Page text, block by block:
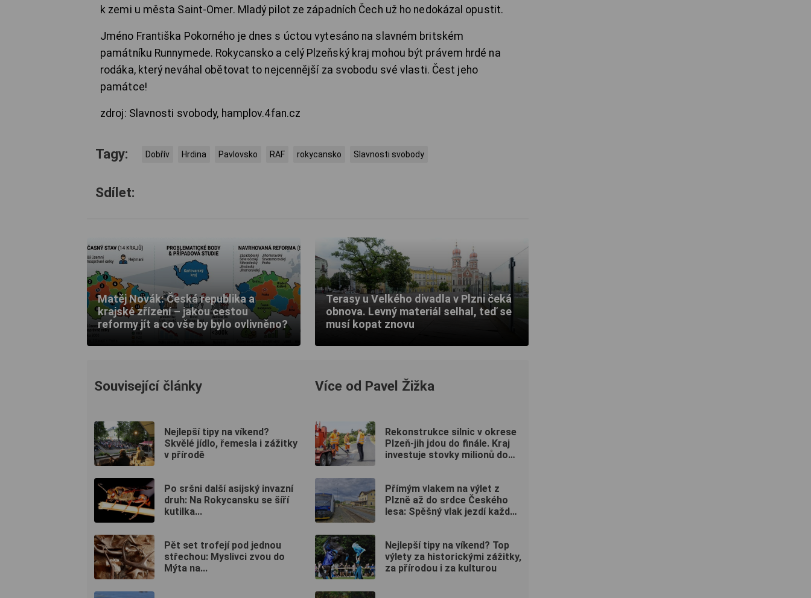
k zemi u města Saint-Omer. Mladý pilot ze západních Čech už ho nedokázal opustit.
Jméno Františka Pokorného je dnes s úctou vytesáno na slavném britském
památníku Runnymede. Rokycansko a celý Plzeňský kraj mohou být právem hrdé na
rodáka, který neváhal obětovat to nejcennější za svobodu své vlasti. Čest jeho
památce!
zdroj: Slavnosti svobody, hamplov.4fan.cz
Tagy: Dobřív Hrdina Pavlovsko RAF rokycansko Slavnosti svobody
Sdílet:
Matěj Novák: Česká republika a
krajské zřízení – jakou cestou
reformy jít a co vše by bylo ovlivněno?
Terasy u Velkého divadla v Plzni čeká
obnova. Levný materiál selhal, teď se
musí kopat znovu
Související články
Nejlepší tipy na víkend?
Skvělé jídlo, řemesla i zážitky
v přírodě
Po sršni další asijský invazní
druh: Na Rokycansku se šíří
kutilka...
Pět set trofejí pod jednou
střechou: Myslivci zvou do
Mýta na...
Více od Pavel Žižka
Rekonstrukce silnic v okrese
Plzeň-jih jdou do finále. Kraj
investuje stovky milionů do
Přímým vlakem na výlet z
Plzně až do srdce Českého
lesa: Spěšný vlak jezdí každou
Nejlepší tipy na víkend? Top
výlety za historickými zážitky,
za přírodou i za kulturou